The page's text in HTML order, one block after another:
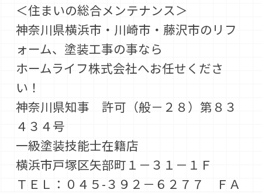
＜住まいの総合メンテナンス＞
神奈川県横浜市・川崎市・藤沢市のリフ
ォーム、塗装工事の事なら
ホームライフ株式会社へお任せくださ
い！
神奈川県知事 許可（般－２８）第８３
４３４号
一級塗装技能士在籍店
横浜市戸塚区矢部町１－３１－１Ｆ
ＴＥＬ：０４５-３９２－６２７７ ＦＡ